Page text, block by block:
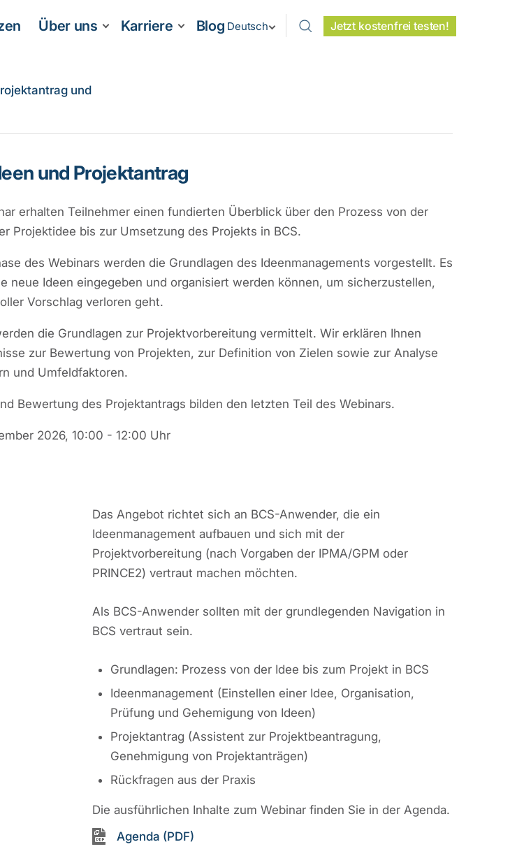
Deutsch Jetzt kostenfrei testen!
Über uns Karriere Blog
und
und Projektantrag
erhalten Teilnehmer einen fundierten Überblick über den Prozess von der
Projektidee bis zur Umsetzung des Projekts in BCS.
des Webinars werden die Grundlagen des Ideenmanagements vorgestellt. Es
neue Ideen eingegeben und organisiert werden können, um sicherzustellen,
Vorschlag verloren geht.
die Grundlagen zur Projektvorbereitung vermittelt. Wir erklären Ihnen
zur Bewertung von Projekten, zur Definition von Zielen sowie zur Analyse
und Umfeldfaktoren.
Bewertung des Projektantrags bilden den letzten Teil des Webinars.
2026, 10:00 - 12:00 Uhr
Das Angebot richtet sich an BCS-Anwender, die ein
Ideenmanagement aufbauen und sich mit der
Projektvorbereitung (nach Vorgaben der IPMA/GPM oder
PRINCE2) vertraut machen möchten.
Als BCS-Anwender sollten mit der grundlegenden Navigation in
BCS vertraut sein.
Grundlagen: Prozess von der Idee bis zum Projekt in BCS
Ideenmanagement (Einstellen einer Idee, Organisation,
Prüfung und Gehemigung von Ideen)
Projektantrag (Assistent zur Projektbeantragung,
Genehmigung von Projektanträgen)
Rückfragen aus der Praxis
Die ausführlichen Inhalte zum Webinar finden Sie in der Agenda.
Agenda (PDF)